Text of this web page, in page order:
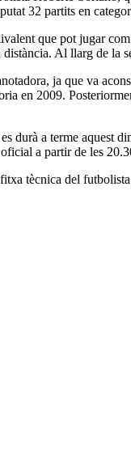
32 partits en
que pot jugar
Al llarg de
ja que va
en 2009.
a terme aquest
a partir de les
tècnica del